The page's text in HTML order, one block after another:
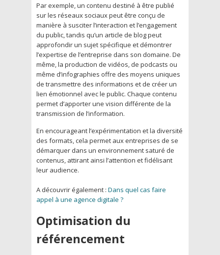
Par exemple, un contenu destiné à être publié
sur les réseaux sociaux peut être conçu de
manière à susciter l’interaction et l’engagement
du public, tandis qu’un article de blog peut
approfondir un sujet spécifique et démontrer
l’expertise de l’entreprise dans son domaine. De
même, la production de vidéos, de podcasts ou
même d’infographies offre des moyens uniques
de transmettre des informations et de créer un
lien émotionnel avec le public. Chaque contenu
permet d’apporter une vision différente de la
transmission de l’information.
En encourageant l’expérimentation et la diversité
des formats, cela permet aux entreprises de se
démarquer dans un environnement saturé de
contenus, attirant ainsi l’attention et fidélisant
leur audience.
A découvrir également : Dans quel cas faire
appel à une agence digitale ?
Optimisation du
référencement